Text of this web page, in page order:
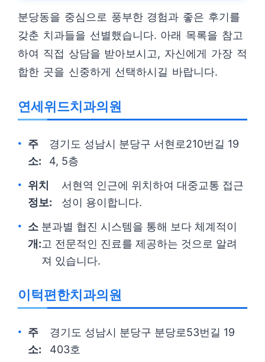
분당동을 중심으로 풍부한 경험과 좋은 후기를
갖춘 치과들을 선별했습니다. 아래 목록을 참고
하여 직접 상담을 받아보시고, 자신에게 가장 적
합한 곳을 신중하게 선택하시길 바랍니다.
연세위드치과의원
주
소:
경기도 성남시 분당구 서현로210번길 19
4, 5층
위치
정보:
서현역 인근에 위치하여 대중교통 접근
성이 용이합니다.
소
개:
분과별 협진 시스템을 통해 보다 체계적이
고 전문적인 진료를 제공하는 것으로 알려
져 있습니다.
이턱편한치과의원
주
소:
경기도 성남시 분당구 분당로53번길 19
403호